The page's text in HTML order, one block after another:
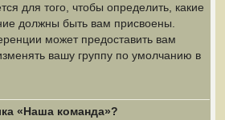
для того, чтобы определить, какие
должны быть вам присвоены.
может предоставить вам
вашу группу по умолчанию в
«Наша команда»?